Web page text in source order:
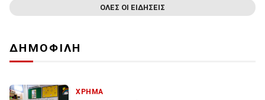
ΟΛΕΣ ΟΙ ΕΙΔΗΣΕΙΣ
ΔΗΜΟΦΙΛΗ
ΧΡΗΜΑ